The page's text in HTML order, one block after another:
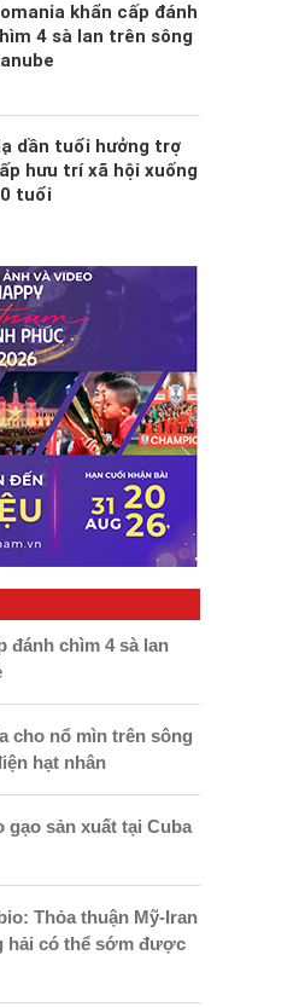
khẩn cấp đánh
4 sà lan trên sông
dần tuổi hưởng trợ
hưu trí xã hội xuống
tuổi
đánh chìm 4 sà lan
cho nổ mìn trên sông
hạt nhân
gạo sản xuất tại Cuba
Thỏa thuận Mỹ-Iran
hải có thể sớm được